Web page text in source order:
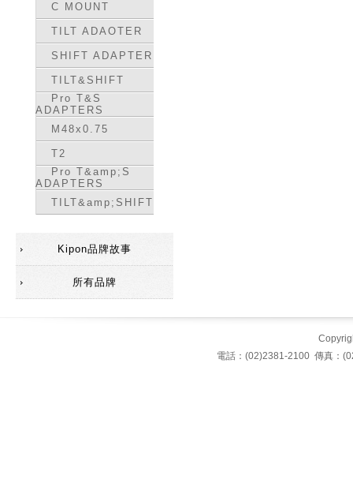
C MOUNT
TILT ADAOTER
SHIFT ADAPTER
TILT&SHIFT
Pro T&S
ADAPTERS
M48x0.75
T2
Pro T&amp;S
ADAPTERS
TILT&amp;SHIFT
Kipon品牌故事
所有品牌
電話：(02)2381-2100 傳真：